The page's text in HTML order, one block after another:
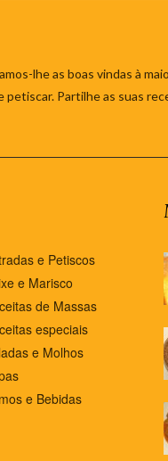
lhe as boas vindas à
petiscar. Partilhe as suas
e Petiscos
e Marisco
de Massas
especiais
e Molhos
e Bebidas